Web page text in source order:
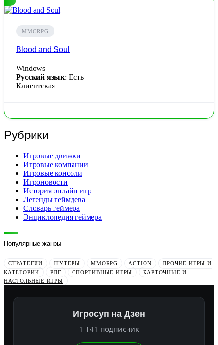
MMORPG
Blood and Soul
Windows
Русский язык: Есть
Клиентская
Рубрики
Игровые движки
Игровые компании
Игровые консоли
Игроновости
История онлайн игр
Легенды геймдева
Словарь геймера
Энциклопедия геймера
Популярные жанры
СТРАТЕГИИ ШУТЕРЫ MMORPG ACTION
ПРОЧИЕ ИГРЫ И
КАТЕГОРИИ
РПГ СПОРТИВНЫЕ ИГРЫ
КАРТОЧНЫЕ И
НАСТОЛЬНЫЕ ИГРЫ
Игросуп на Дзен
1 141 подписчик